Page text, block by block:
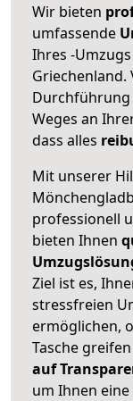
Wir bieten
umfassende
Ihres -
Griechenland.
Durchführung
Weges an
dass alles
Mit unserer
professionell
bieten Ihnen
Ziel ist es,
stressfreien
ermöglichen,
Tasche
auf
um Ihnen